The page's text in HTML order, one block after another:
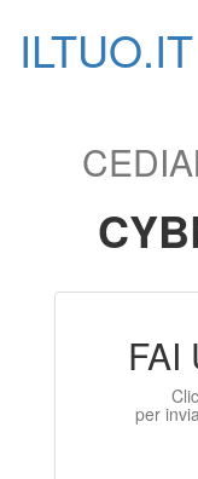
ILTUO.IT
FAI
per